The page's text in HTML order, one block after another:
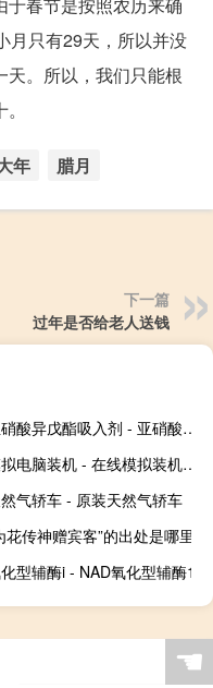
春节是按照农历来确
月只有29天，所以并没
。所以，我们只能根
年 腊月
下一篇
过年是否给老人送钱
亚硝酸异戊酯吸入剂 - 亚硝酸异戊酯吸入剂停产了么
模拟电脑装机 - 在线模拟装机测试
气轿车 - 原装天然气轿车
花传神赠宾客”的出处是哪里
型辅酶i - NAD氧化型辅酶1
☚